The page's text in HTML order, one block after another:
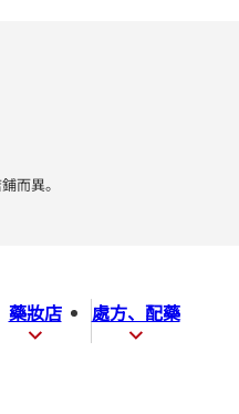
而異。
藥妝店 處方、配藥